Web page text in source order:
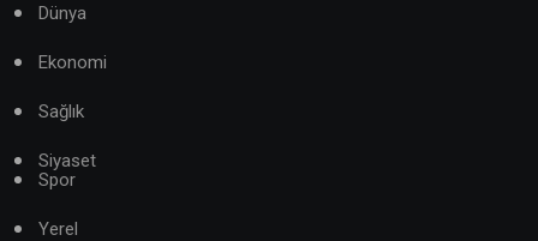
Dünya
Ekonomi
Sağlık
Siyaset
Spor
Yerel